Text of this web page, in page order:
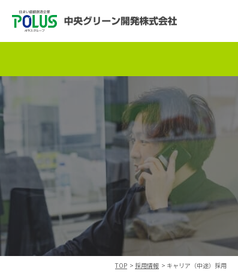
ポラスの分譲住宅を探す
物件一覧
千葉県のポラスの分譲住宅
今週の現地見学会
ブランドから探す
特集から探す
ご入居までの流れ
中央グリーン開発の取り組み
分譲地コミュニティ
事例紹介
暮らしステキセミナー＆カルチャー
ご入居者様サポート
入居者交流会
暮らし情報マガジン「スマイリング」
ハートフルご紹介制度
トップメッセージ
アクセス
受賞実績
採用TOP
キャリア採用
TOP > 採用情報 > キャリア（中途）採用